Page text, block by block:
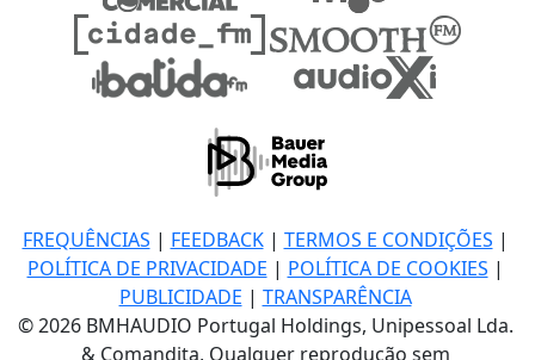
FREQUÊNCIAS | FEEDBACK| TERMOS E CONDIÇÕES |
POLÍTICA DE PRIVACIDADE | POLÍTICA DE COOKIES |
PUBLICIDADE | TRANSPARÊNCIA
© 2026 BMHAUDIO Portugal Holdings, Unipessoal Lda.
& Comandita, Qualquer reprodução sem